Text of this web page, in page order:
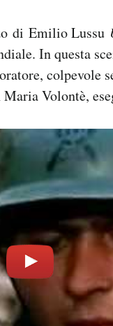
di Emilio Lussu
In questa
colpevole
Volontè,